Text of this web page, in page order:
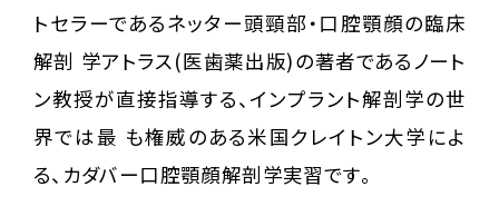
トセラーであるネッター頭頸部・口腔顎顔の臨床
解剖 学アトラス(医歯薬出版)の著者であるノート
ン教授が直接指導する、インプラント解剖学の世
界では最 も権威のある米国クレイトン大学によ
る、カダバー口腔顎顔解剖学実習です。